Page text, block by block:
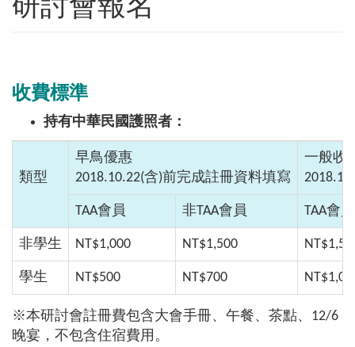
研討會報名
收費標準
持有中華民國護照者：
類型
早鳥優惠
2018.10.22(含)前完成註冊資料填寫
一般收
TAA會員 非TAA會員 TAA會員
非學生 NT$1,000 NT$1,500
學生 NT$500 NT$700
※本研討會註冊費包含大會手冊、午餐、茶點、12/6
晚宴，不包含住宿費用。